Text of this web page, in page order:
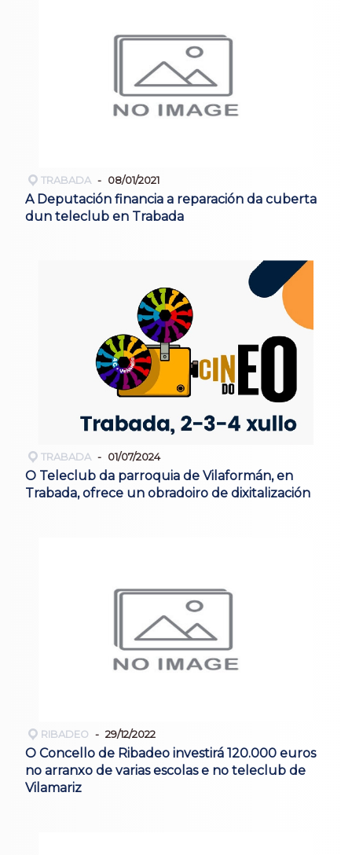
TRABADA 08/01/2021
A Deputación financia a reparación da cuberta
dun teleclub en Trabada
TRABADA 01/07/2024
O Teleclub da parroquia de Vilaformán, en
Trabada, ofrece un obradoiro de dixitalización
RIBADEO 29/12/2022
O Concello de Ribadeo investirá 120.000 euros
no arranxo de varias escolas e no teleclub de
Vilamariz